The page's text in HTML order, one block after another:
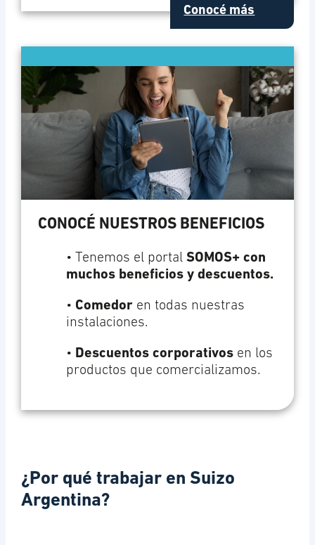
Conocé más
CONOCÉ NUESTROS BENEFICIOS
• Tenemos el portal SOMOS+ con
muchos beneficios y descuentos.
• Comedoren todas nuestras
instalaciones.
• Descuentos corporativosen los
productos que comercializamos.
¿Por qué trabajar en Suizo
Argentina?